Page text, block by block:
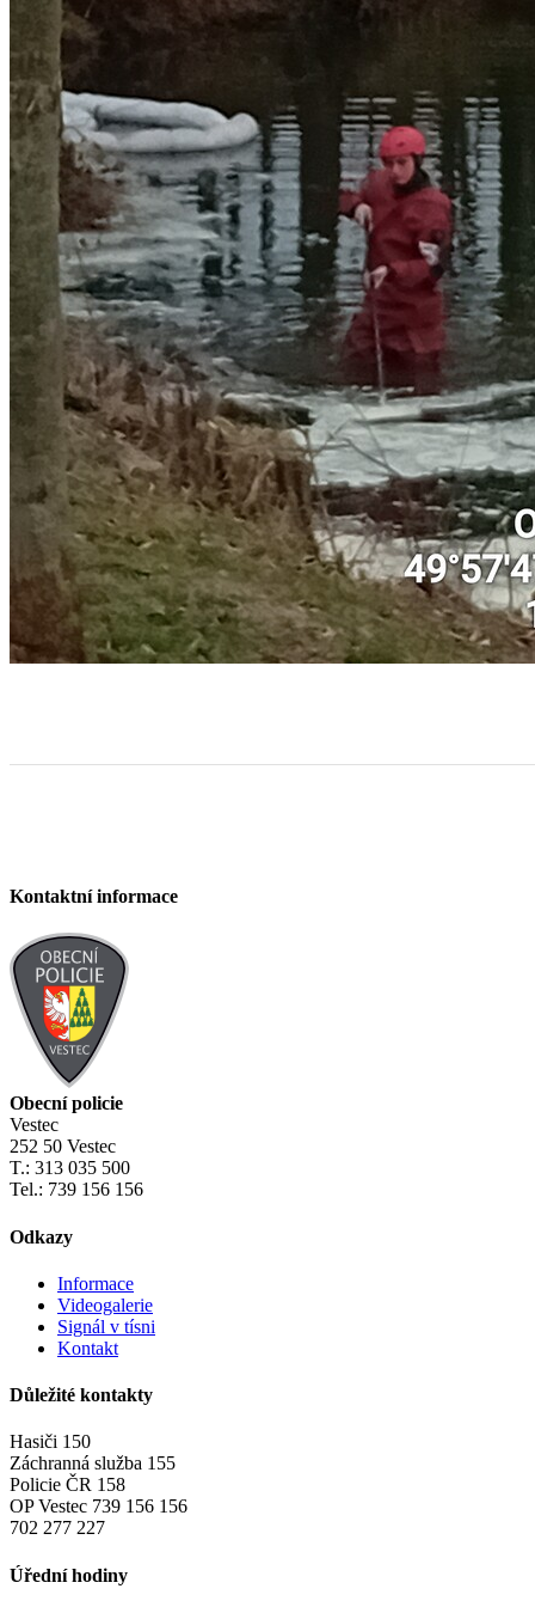
Kontaktní informace
Obecní policie
Vestec
252 50 Vestec
T.: 313 035 500
Tel.: 739 156 156
Odkazy
Informace
Videogalerie
Signál v tísni
Kontakt
Důležité kontakty
Hasiči 150
Záchranná služba 155
Policie ČR 158
OP Vestec 739 156 156
702 277 227
Úřední hodiny